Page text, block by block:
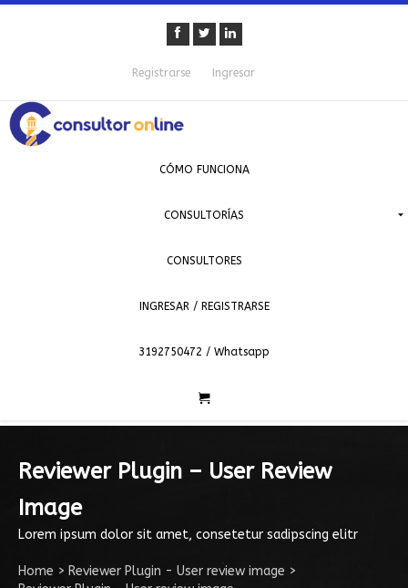
Registrarse Ingresar
CÓMO FUNCIONA
CONSULTORÍAS
CONSULTORES
INGRESAR / REGISTRARSE
3192750472 / Whatsapp
Reviewer Plugin – User Review
Image
Lorem ipsum dolor sit amet, consetetur sadipscing elitr
Home > Reviewer Plugin - User review image >